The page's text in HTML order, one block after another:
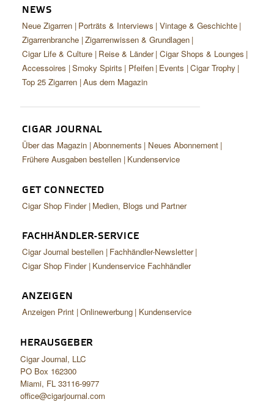
NEWS
Neue Zigarren Porträts & Interviews Vintage & Geschichte
Zigarrenbranche Zigarrenwissen & Grundlagen
Cigar Life & Culture Reise & Länder Cigar Shops & Lounges
Accessoires Smoky Spirits Pfeifen Events Cigar Trophy
Top 25 Zigarren Aus dem Magazin
CIGAR JOURNAL
Über das Magazin Abonnements
Neues Abonnement
Frühere Ausgaben bestellen Kundenservice
GET CONNECTED
Cigar Shop Finder Medien, Blogs und Partner
FACHHÄNDLER-SERVICE
Cigar Journal bestellen Fachhändler-Newsletter
Cigar Shop Finder Kundenservice Fachhändler
ANZEIGEN
Anzeigen Print Onlinewerbung Kundenservice
HERAUSGEBER
Cigar Journal, LLC
PO Box 162300
Miami, FL 33116-9977
office@cigarjournal.com